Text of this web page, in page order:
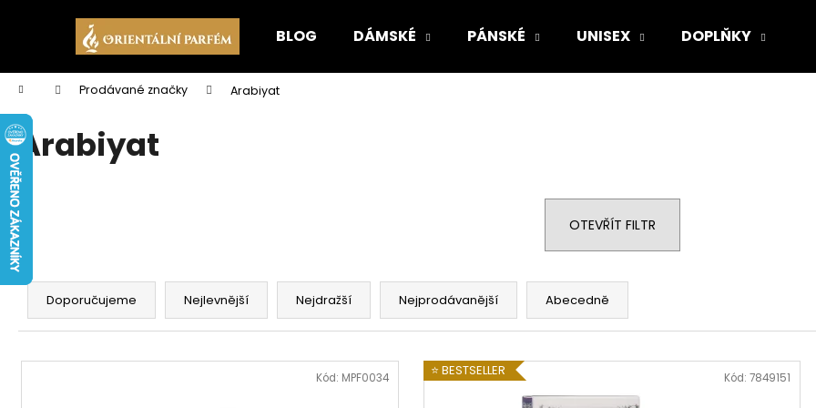
BLOG DÁMSKÉ PÁNSKÉ UNISEX DOPLŇKY
Domů Prodávané značky Arabiyat
Arabiyat
OTEVŘÍT FILTR
Ř
z
Doporučujeme Nejlevnější Nejdražší Nejprodávanější Abecedně
V
Kód: MPF0034 ⭐ BESTSELLER Kód:7849151
í
Zpět
do
obchodu
Zpět
do
obchodu
Doporučujeme